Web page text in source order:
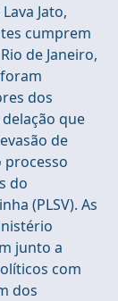
Jato,
cumprem
de Janeiro,
dos
que
de
processo
do
(PLSV). As
junto a
com
dos